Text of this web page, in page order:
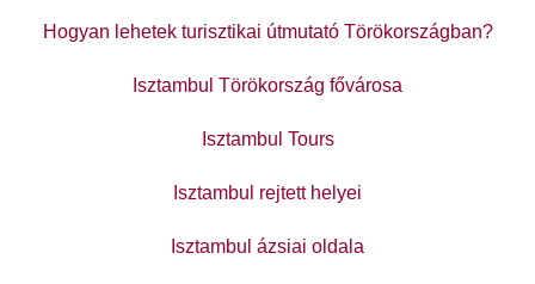
Hogyan lehetek turisztikai útmutató Törökországban?
Isztambul Törökország fővárosa
Isztambul Tours
Isztambul rejtett helyei
Isztambul ázsiai oldala